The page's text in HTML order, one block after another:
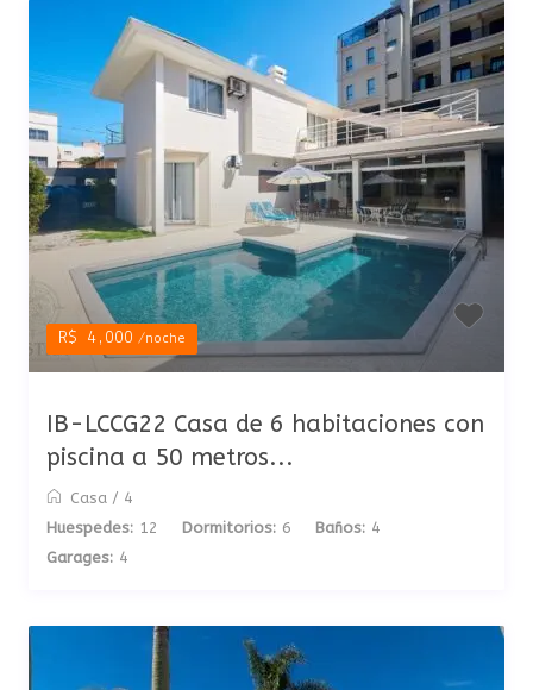
R$ 4,000/noche
IB-LCCG22 Casa de 6 habitaciones con
piscina a 50 metros...
Casa / 4
Huespedes: 12 Dormitorios: 6 Baños: 4
Garages: 4